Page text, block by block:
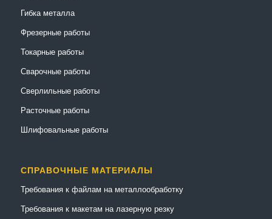
Гибка металла
Фрезерные работы
Токарные работы
Сварочные работы
Сверлильные работы
Расточные работы
Шлифовальные работы
СПРАВОЧНЫЕ МАТЕРИАЛЫ
Требования к файлам на металлообработку
Требования к макетам на лазерную резку